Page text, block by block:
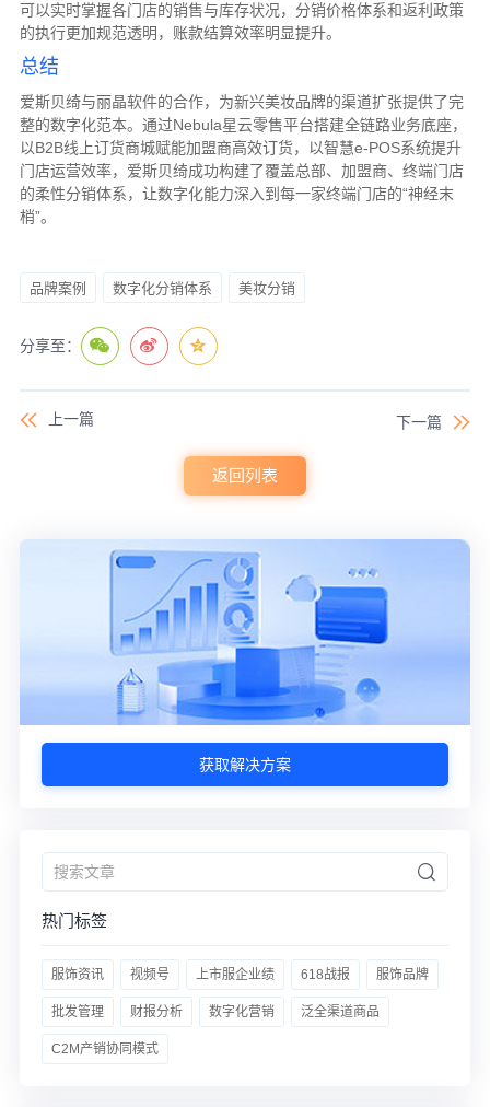
可以实时掌握各门店的销售与库存状况，分销价格体系和返利政策
的执行更加规范透明，账款结算效率明显提升。
总结
爱斯贝绮与丽晶软件的合作，为新兴美妆品牌的渠道扩张提供了完
整的数字化范本。通过Nebula星云零售平台搭建全链路业务底座，
以B2B线上订货商城赋能加盟商高效订货，以智慧e-POS系统提升
门店运营效率，爱斯贝绮成功构建了覆盖总部、加盟商、终端门店
的柔性分销体系，让数字化能力深入到每一家终端门店的“神经末
梢”。
品牌案例 数字化分销体系 美妆分销
分享至：
上一篇 下一篇
返回列表
获取解决方案
热门标签
服饰资讯 视频号 上市服企业绩 618战报 服饰品牌
批发管理 财报分析 数字化营销 泛全渠道商品
C2M产销协同模式